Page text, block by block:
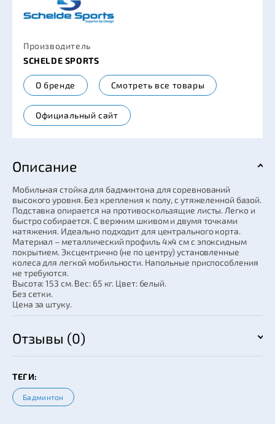
Производитель
SCHELDE SPORTS
О бренде Смотреть все товары
Официальный сайт
Описание
Мобильная стойка для бадминтона для соревнований
высокого уровня. Без крепления к полу, с утяжеленной базой.
Подставка опирается на противоскользящие листы. Легко и
быстро собирается. С верхним шкивом и двумя точками
натяжения. Идеально подходит для центрального корта.
Материал – металлический профиль 4х4 см с эпоксидным
покрытием. Эксцентрично (не по центру) установленные
колеса для легкой мобильности. Напольные приспособления
не требуются.
Высота: 153 см. Вес: 65 кг. Цвет: белый.
Без сетки.
Цена за штуку.
Отзывы (0)
ТЕГИ:
Бадминтон